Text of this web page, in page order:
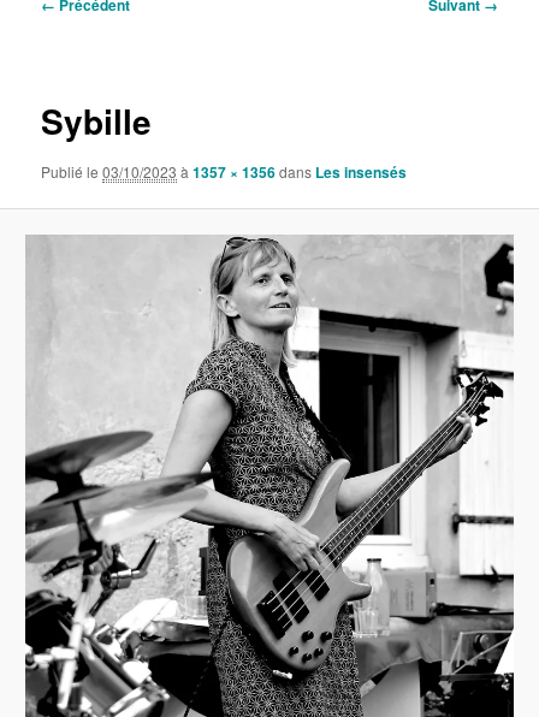
← Précédent Suivant →
Sybille
Publié le03/10/2023 à1357 × 1356dans Les insensés